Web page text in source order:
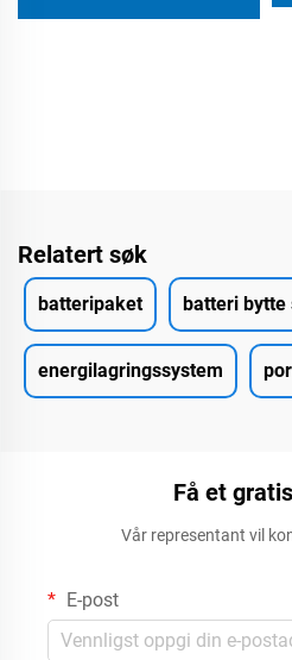
Relatert søk
batteripaket batteri bytte
energilagringssystem
Få et
Vår representant vil
E-post